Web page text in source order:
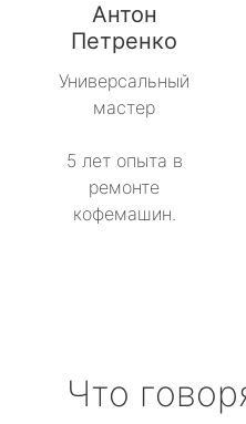
Антон
Петренко
Универсальный
мастер
5 лет опыта в
ремонте
кофемашин.
Что